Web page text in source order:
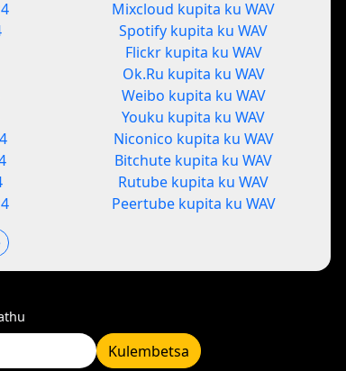
Mixcloud kupita ku WAV
Spotify kupita ku WAV
Flickr kupita ku WAV
Ok.Ru kupita ku WAV
Weibo kupita ku WAV
Youku kupita ku WAV
Niconico kupita ku WAV
Bitchute kupita ku WAV
Rutube kupita ku WAV
Peertube kupita ku WAV
Kulembetsa